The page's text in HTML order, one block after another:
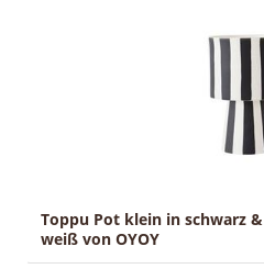
Toppu Pot klein in schwarz &
weiß von OYOY